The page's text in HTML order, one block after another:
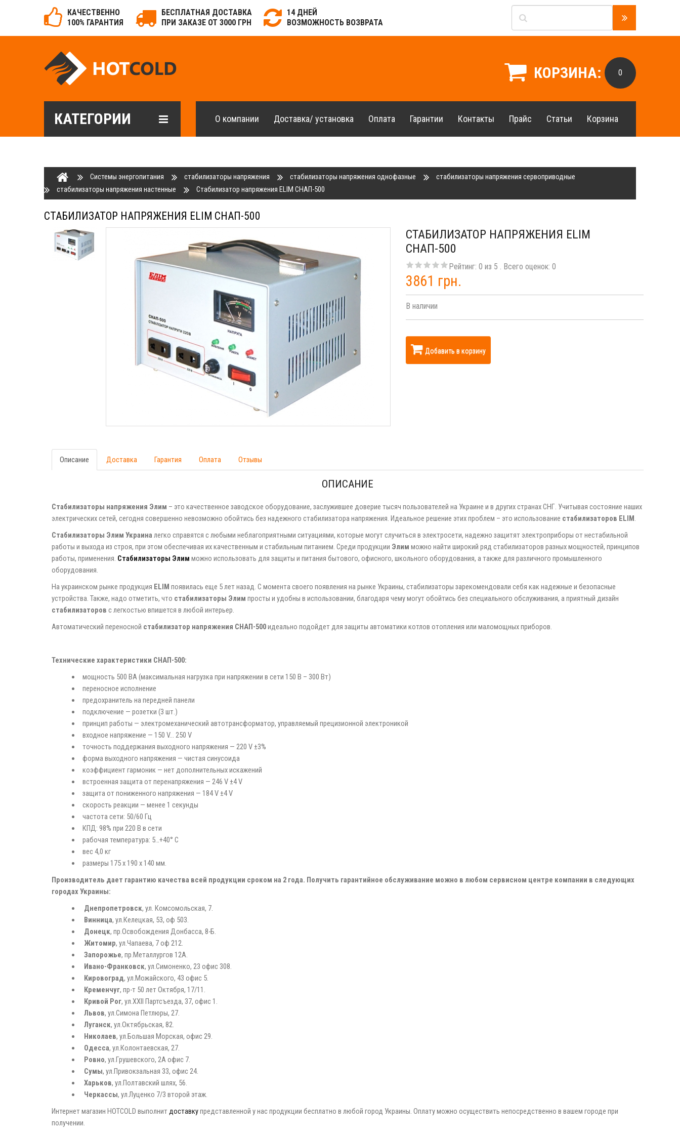
КАЧЕСТВЕННО
100% ГАРАНТИЯ
БЕСПЛАТНАЯ ДОСТАВКА
ПРИ ЗАКАЗЕ ОТ 3000 ГРН
14 ДНЕЙ
ВОЗМОЖНОСТЬ ВОЗВРАТА
КОРЗИНА: 0
КАТЕГОРИИ О компании Доставка/ установка Оплата Гарантии Контакты Прайс Статьи Корзина
Системы энергопитания стабилизаторы напряжения стабилизаторы напряжения однофазные
стабилизаторы напряжения сервоприводные
стабилизаторы напряжения настенные
Стабилизатор напряжения ELIM СНАП-500
СТАБИЛИЗАТОР НАПРЯЖЕНИЯ ELIM СНАП-500
СТАБИЛИЗАТОР НАПРЯЖЕНИЯ ELIM
СНАП-500
Рейтинг: 0 из 5 . Всего оценок: 0
3861 грн.
В наличии
Добавить в корзину
Описание Доставка Гарантия Оплата Отзывы
ОПИСАНИЕ
Стабилизаторы напряжения Элим – это качественное заводское оборудование, заслужившее доверие тысяч пользователей на Украине и в других странах СНГ. Учитывая состояние наших
электрических сетей, сегодня совершенно невозможно обойтись без надежного стабилизатора напряжения. Идеальное решение этих проблем – это использование стабилизаторов ELIM.
Стабилизаторы Элим Украина легко справятся с любыми неблагоприятными ситуациями, которые могут случиться в электросети, надежно защитят электроприборы от нестабильной
работы и выхода из строя, при этом обеспечивая их качественным и стабильным питанием. Среди продукции Элим можно найти широкий ряд стабилизаторов разных мощностей, принципов
работы, применения. Стабилизаторы Элим можно использовать для защиты и питания бытового, офисного, школьного оборудования, а также для различного промышленного
оборудования.
На украинском рынке продукция ELIM появилась еще 5 лет назад. С момента своего появления на рынке Украины, стабилизаторы зарекомендовали себя как надежные и безопасные
устройства. Также, надо отметить, что стабилизаторы Элим просты и удобны в использовании, благодаря чему могут обойтись без специального обслуживания, а приятный дизайн
стабилизаторов с легкостью впишется в любой интерьер.
Автоматический переносной стабилизатор напряжения СНАП-500идеально подойдет для защиты автоматики котлов отопления или маломощных приборов.
Технические характеристики СНАП-500:
мощность 500 ВА (максимальная нагрузка при напряжении в сети 150 В – 300 Вт)
переносное исполнение
предохранитель на передней панели
подключение — розетки (3 шт.)
принцип работы — электромеханический автотрансформатор, управляемый прецизионной электроникой
входное напряжение — 150 V... 250 V
точность поддержания выходного напряжения — 220 V ±3%
форма выходного напряжения — чистая синусоида
коэффициент гармоник — нет дополнительных искажений
встроенная защита от перенапряжения — 246 V ±4 V
защита от пониженного напряжения — 184 V ±4 V
скорость реакции — менее 1 секунды
частота сети: 50/60 Гц
КПД: 98% при 220 В в сети
рабочая температура: 5…+40° С
вес 4,0 кг
размеры 175 х 190 х 140 мм.
Производитель дает гарантию качества всей продукции сроком на 2 года. Получить гарантийное обслуживание можно в любом сервисном центре компании в следующих
городах Украины:
Днепропетровск, ул. Комсомольская, 7.
Винница, ул.Келецкая, 53, оф 503.
Донецк, пр.Освобождения Донбасса, 8-Б.
Житомир, ул.Чапаева, 7 оф 212.
Запорожье, пр.Металлургов 12А.
Ивано-Франковск, ул.Симоненко, 23 офис 308.
Кировоград, ул.Можайского, 43 офис 5.
Кременчуг, пр-т 50 лет Октября, 17/11.
Кривой Рог, ул.ХХII Партсъезда, 37, офис 1.
Львов, ул.Симона Петлюры, 27.
Луганск, ул.Октябрьская, 82.
Николаев, ул.Большая Морская, офис 29.
Одесса, ул.Колонтаевская, 27.
Ровно, ул.Грушевского, 2А офис 7.
Сумы, ул.Привокзальная 33, офис 24.
Харьков, ул.Полтавский шлях, 56.
Черкассы, ул.Луценко 7/3 второй этаж.
Интернет магазин HOTCOLD выполнит доставкупредставленной у нас продукции бесплатно в любой город Украины. Оплату можно осуществить непосредственно в вашем городе при
получении.